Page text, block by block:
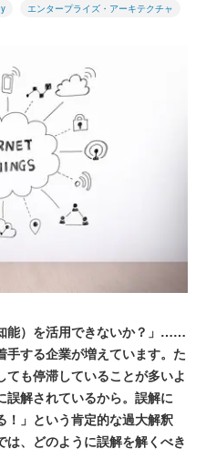
エンタープライズ・アーキテクチャ
能）を活用できないか？」……
する企業が増えています。た
も停滞していることが多いよ
誤解されているから。誤解に
！」という肯定的な過大解釈
は、どのように誤解を解くべき